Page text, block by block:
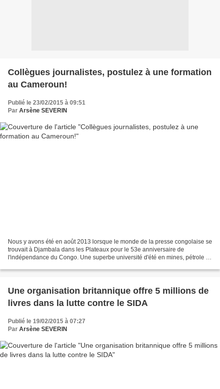
Collègues journalistes, postulez à une formation
au Cameroun!
Publié le 23/02/2015 à 09:51
Par Arsène SEVERIN
Nous y avons été en août 2013 lorsque le monde de la presse congolaise se
trouvait à Djambala dans les Plateaux pour le 53e anniversaire de
l'indépendance du Congo. Une superbe université d'été en mines, pétrole et
Une organisation britannique offre 5 millions de
livres dans la lutte contre le SIDA
Publié le 19/02/2015 à 07:27
Par Arsène SEVERIN